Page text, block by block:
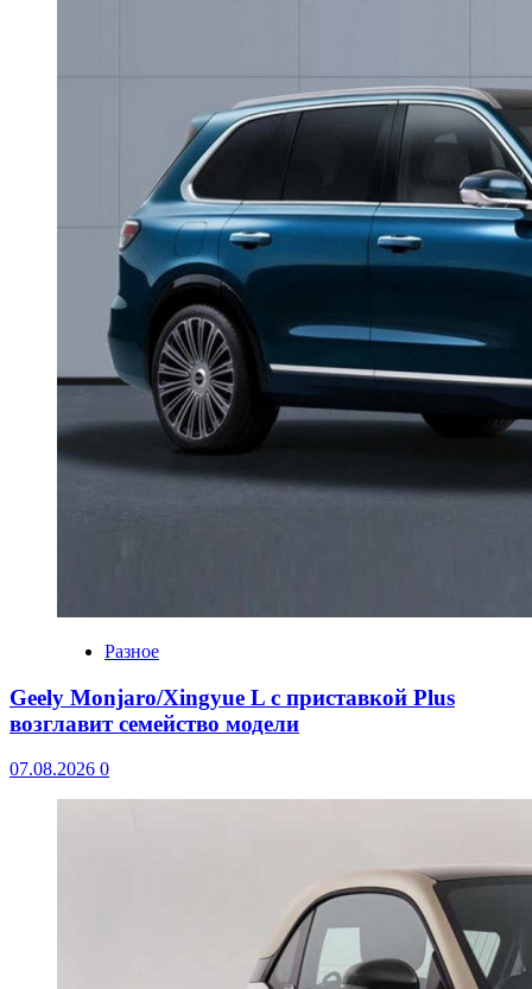
Разное
Geely Monjaro/Xingyue L с приставкой Plus
возглавит семейство модели
07.08.2026 0